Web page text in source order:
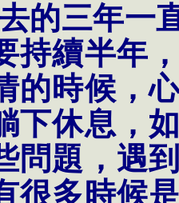
的三年一
持續半年
的時候，
下休息，
問題，遇
很多時候